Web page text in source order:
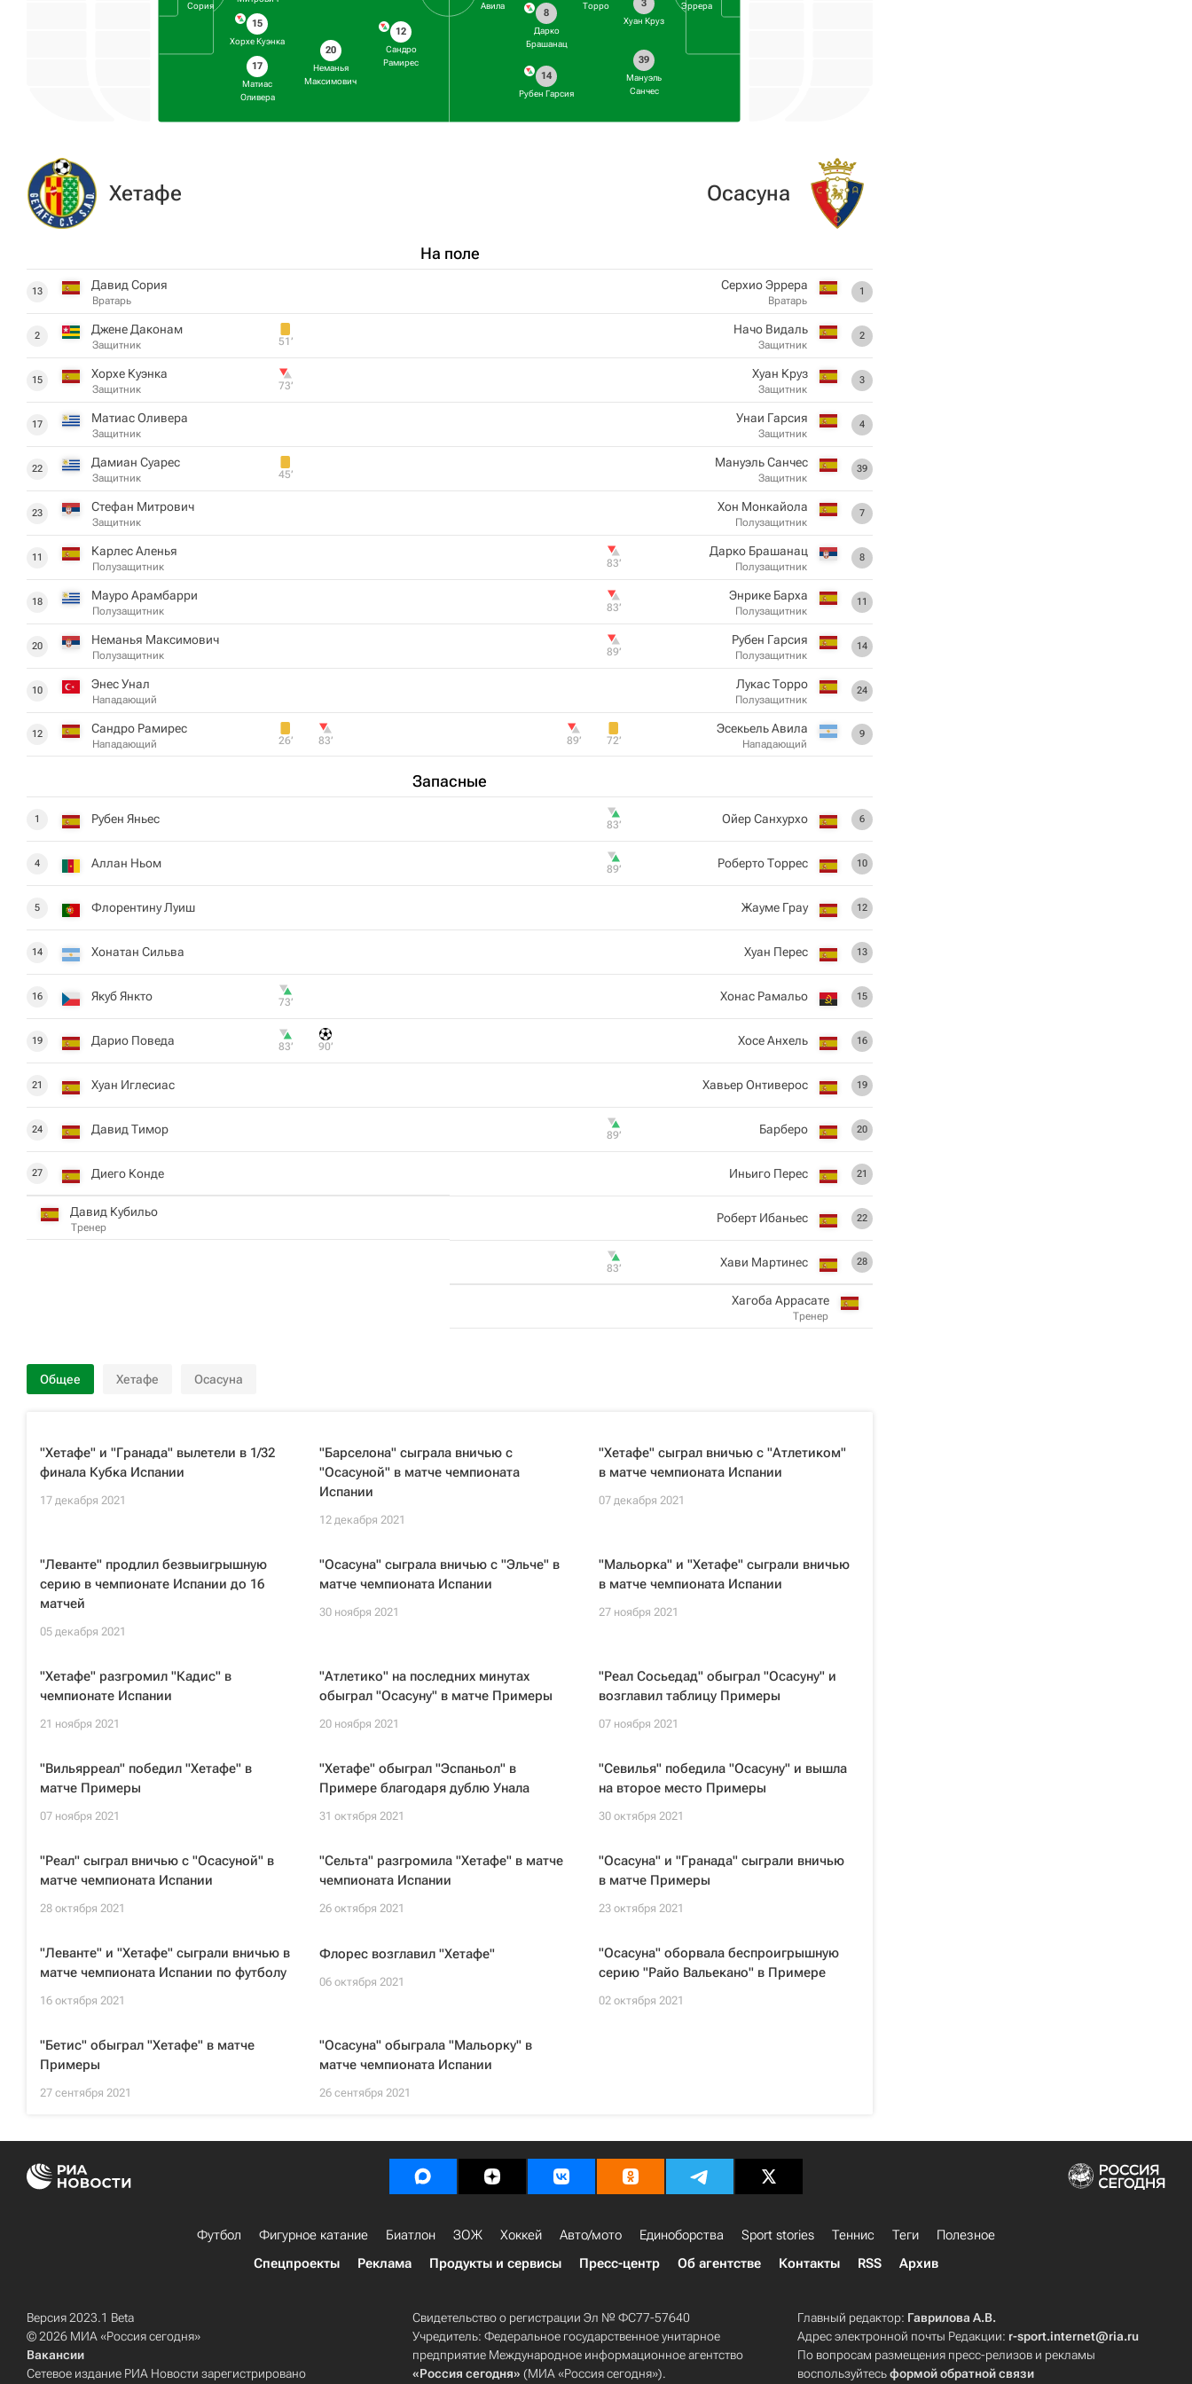
Сория
15
Хорхе Куэнка
17
Матиас
Оливера
20
Неманья
Максимович
12
Сандро
Рамирес
Эррера
3
Хуан Круз
39
Мануэль
Санчес
Торро
8
Дарко
Брашанац
14
Рубен Гарсия
Авила
Хетафе
На поле
13 Давид Сория
Вратарь
2 Джене Даконам
Защитник 51‎’‎
15 Хорхе Куэнка
Защитник 73‎’‎
17 Матиас Оливера
Защитник
22 Дамиан Суарес
Защитник 45‎’‎
23 Стефан Митрович
Защитник
11 Карлес Аленья
Полузащитник
18 Мауро Арамбарри
Полузащитник
20 Неманья Максимович
Полузащитник
10 Энес Унал
Нападающий
12 Сандро Рамирес
Нападающий 26‎’‎ 83‎’‎
Запасные
1 Рубен Яньес
4 Аллан Ньом
5 Флорентину Луиш
14 Хонатан Сильва
16 Якуб Янкто 73‎’‎
19 Дарио Поведа 83‎’‎ 90‎’‎
21 Хуан Иглесиас
24 Давид Тимор
27 Диего Конде
Давид Кубильо
Тренер
Осасуна
1
Серхио Эррера
Вратарь
2
Начо Видаль
Защитник
3
Хуан Круз
Защитник
4
Унаи Гарсия
Защитник
39
Мануэль Санчес
Защитник
7
Хон Монкайола
Полузащитник
8
Дарко Брашанац
Полузащитник
83‎’‎
11
Энрике Барха
Полузащитник
83‎’‎
14
Рубен Гарсия
Полузащитник
89‎’‎
24
Лукас Торро
Полузащитник
9
Эсекьель Авила
Нападающий
72‎’‎
89‎’‎
6
Ойер Санхурхо
83‎’‎
10
Роберто Торрес
89‎’‎
12
Жауме Грау
13
Хуан Перес
15
Хонас Рамальо
16
Хосе Анхель
19
Хавьер Онтиверос
20
Барберо
89‎’‎
21
Иньиго Перес
22
Роберт Ибаньес
28
Хави Мартинес
83‎’‎
Хагоба Аррасате
Тренер
Общее Хетафе Осасуна
"Хетафе" и "Гранада" вылетели в 1/32
финала Кубка Испании
17 декабря 2021
"Барселона" сыграла вничью с
"Осасуной" в матче чемпионата
Испании
12 декабря 2021
"Хетафе" сыграл вничью с "Атлетиком"
в матче чемпионата Испании
07 декабря 2021
"Леванте" продлил безвыигрышную
серию в чемпионате Испании до 16
матчей
05 декабря 2021
"Осасуна" сыграла вничью с "Эльче" в
матче чемпионата Испании
30 ноября 2021
"Мальорка" и "Хетафе" сыграли вничью
в матче чемпионата Испании
27 ноября 2021
"Хетафе" разгромил "Кадис" в
чемпионате Испании
21 ноября 2021
"Атлетико" на последних минутах
обыграл "Осасуну" в матче Примеры
20 ноября 2021
"Реал Сосьедад" обыграл "Осасуну" и
возглавил таблицу Примеры
07 ноября 2021
"Вильярреал" победил "Хетафе" в
матче Примеры
07 ноября 2021
"Хетафе" обыграл "Эспаньол" в
Примере благодаря дублю Унала
31 октября 2021
"Севилья" победила "Осасуну" и вышла
на второе место Примеры
30 октября 2021
"Реал" сыграл вничью с "Осасуной" в
матче чемпионата Испании
28 октября 2021
"Сельта" разгромила "Хетафе" в матче
чемпионата Испании
26 октября 2021
"Осасуна" и "Гранада" сыграли вничью
в матче Примеры
23 октября 2021
"Леванте" и "Хетафе" сыграли вничью в
матче чемпионата Испании по футболу
16 октября 2021
Флорес возглавил "Хетафе"
06 октября 2021
"Осасуна" оборвала беспроигрышную
серию "Райо Вальекано" в Примере
02 октября 2021
"Бетис" обыграл "Хетафе" в матче
Примеры
27 сентября 2021
"Осасуна" обыграла "Мальорку" в
матче чемпионата Испании
26 сентября 2021
Футбол Фигурное катание Биатлон ЗОЖ Хоккей Авто/мото Единоборства Sport stories Теннис Теги
Полезное
Спецпроекты
Реклама Продукты и сервисы Пресс-центр Об агентстве Контакты RSS Архив
Версия 2023.1 Beta
© 2026 МИА «Россия сегодня»
Вакансии
Сетевое издание РИА Новости зарегистрировано
Свидетельство о регистрации Эл № ФС77-57640
Учредитель: Федеральное государственное унитарное
предприятие Международное информационное агентство
«Россия сегодня» (МИА «Россия сегодня»).
Главный редактор: Гаврилова А.В.
Адрес электронной почты Редакции: r-sport.internet@ria.ru
По вопросам размещения пресс-релизов и рекламы
воспользуйтесьформой обратной связи